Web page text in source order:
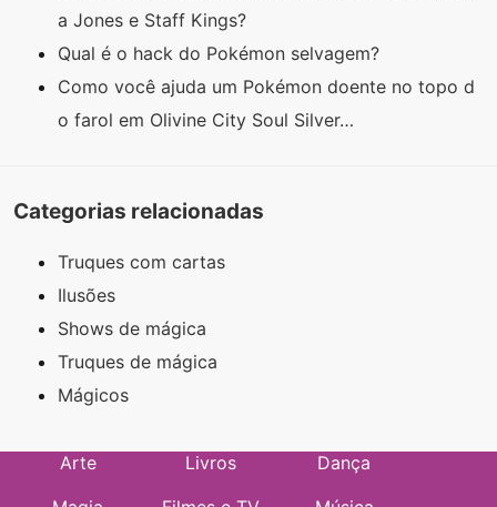
a Jones e Staff Kings?
Qual é o hack do Pokémon selvagem?
Como você ajuda um Pokémon doente no topo d
o farol em Olivine City Soul Silver…
Categorias relacionadas
Truques com cartas
Ilusões
Shows de mágica
Truques de mágica
Mágicos
Arte Livros
Dança